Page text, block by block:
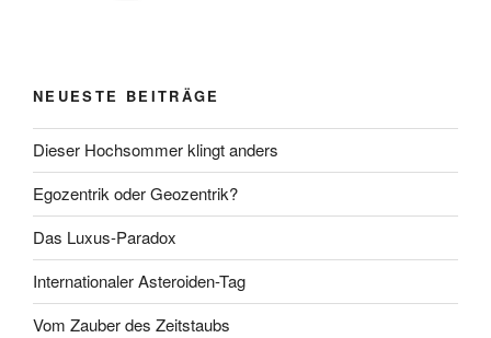
NEUESTE BEITRÄGE
Dieser Hochsommer klingt anders
Egozentrik oder Geozentrik?
Das Luxus-Paradox
Internationaler Asteroiden-Tag
Vom Zauber des Zeitstaubs